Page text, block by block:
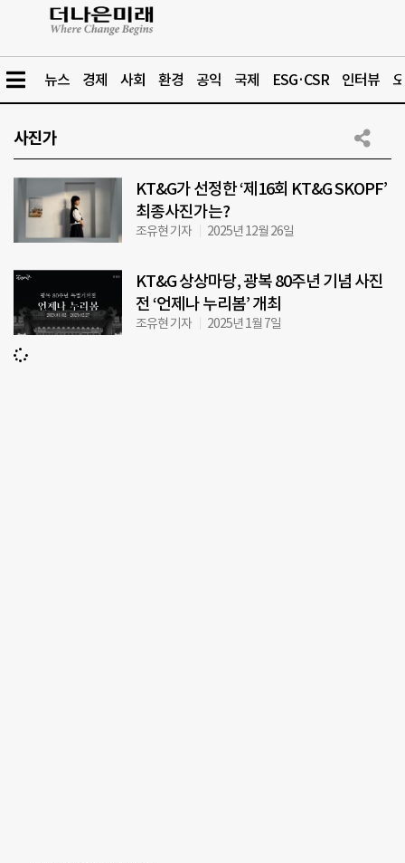
뉴스 경제 사회 환경 공익 국제 ESG·CSR 인터뷰
사진가
KT&G가 선정한 ‘제16회 KT&G SKOPF’
최종사진가는?
조유현 기자 2025년 12월 26일
KT&G 상상마당, 광복 80주년 기념 사진
전 ‘언제나 누리봄’ 개최
조유현 기자 2025년 1월 7일